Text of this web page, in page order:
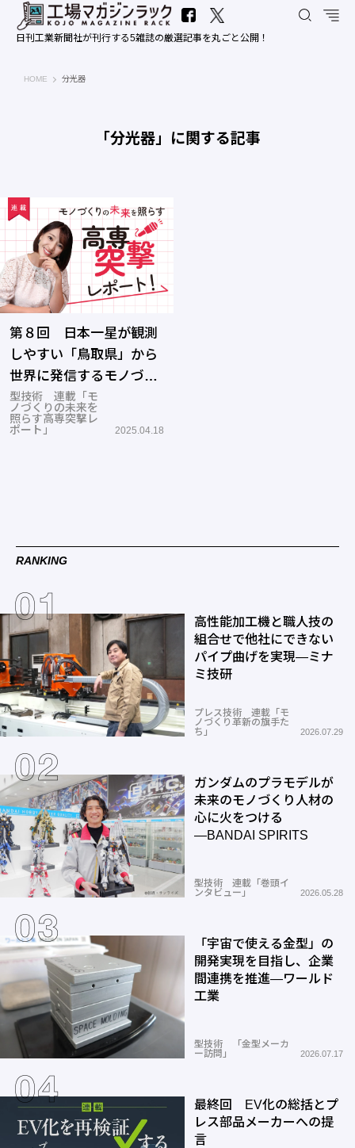
日刊工業新聞社が刊行する5雑誌の厳選記事を丸ごと公開！
HOME 工場マガジンラック｜日刊工業新聞社
分光器
「分光器」に関する記事
第８回 日本一星が観測
しやすい「鳥取県」から
世界に発信するモノづく
り
型技術 連載「モ
ノづくりの未来を
照らす高専突撃レ
ポート」
2025.04.18
RANKING
高性能加工機と職人技の
組合せで他社にできない
パイプ曲げを実現―ミナ
ミ技研
プレス技術 連載「モ
ノづくり革新の旗手た
ち」
2026.07.29
ガンダムのプラモデルが
未来のモノづくり人材の
心に火をつける
―BANDAI SPIRITS
型技術 連載「巻頭イ
ンタビュー」
2026.05.28
「宇宙で使える金型」の
開発実現を目指し、企業
間連携を推進―ワールド
工業
型技術 「金型メーカ
ー訪問」
2026.07.17
最終回 EV化の総括とプ
レス部品メーカーへの提
言